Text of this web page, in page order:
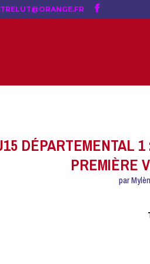
DÉPARTEMENTAL
PREMIÈRE
par